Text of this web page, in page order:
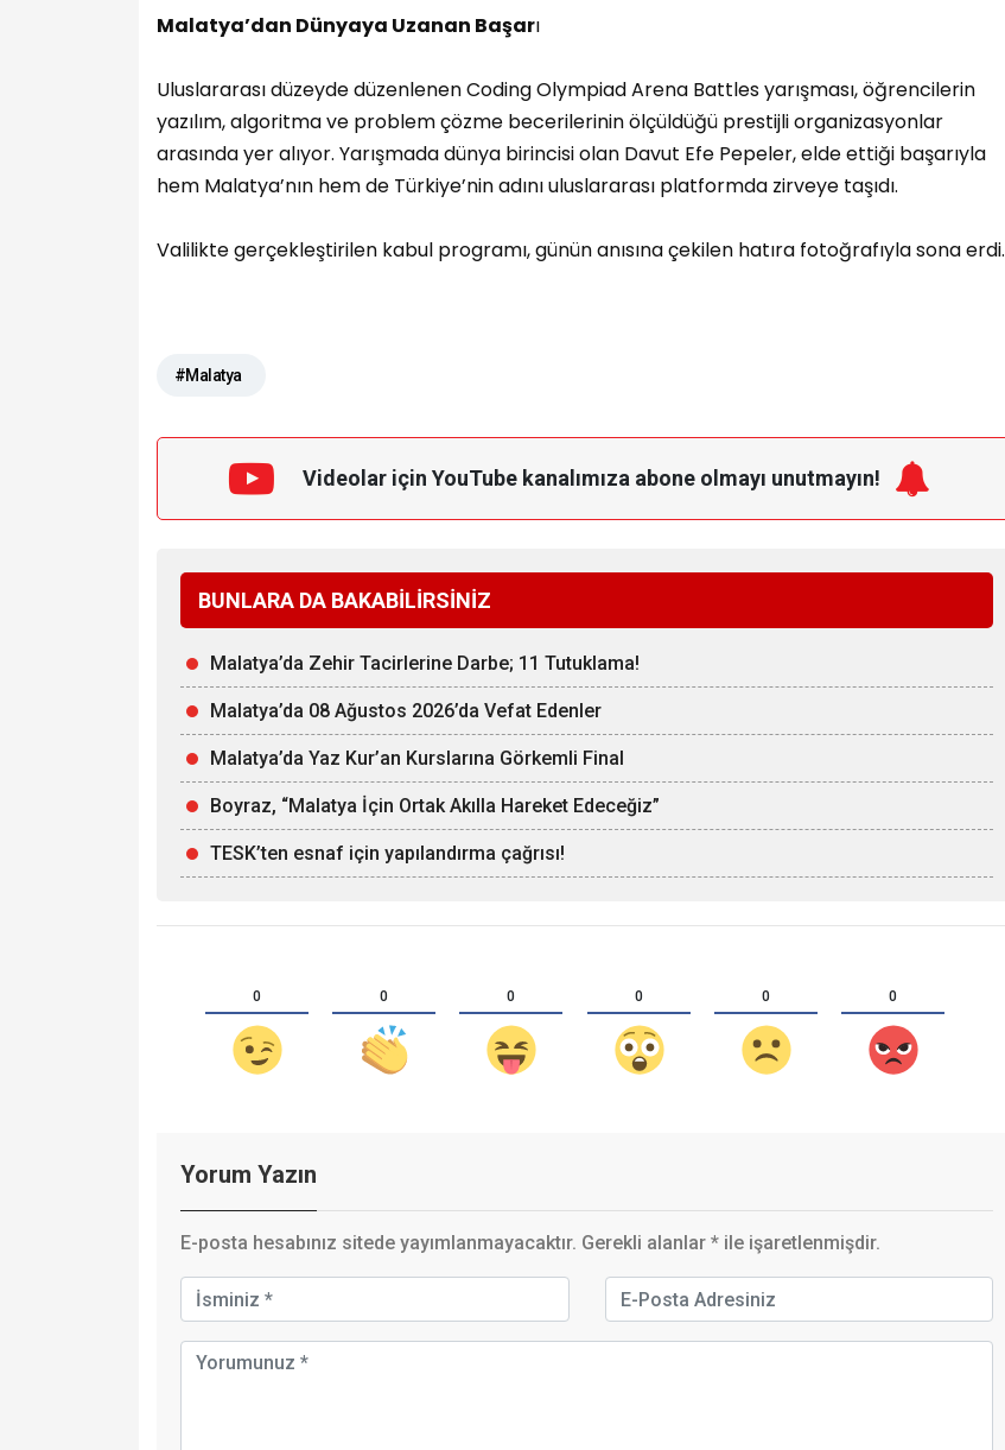
Malatya’dan Dünyaya Uzanan Başarı
Uluslararası düzeyde düzenlenen Coding Olympiad Arena Battles yarışması, öğrencilerin
yazılım, algoritma ve problem çözme becerilerinin ölçüldüğü prestijli organizasyonlar
arasında yer alıyor. Yarışmada dünya birincisi olan Davut Efe Pepeler, elde ettiği başarıyla
hem Malatya’nın hem de Türkiye’nin adını uluslararası platformda zirveye taşıdı.
Valilikte gerçekleştirilen kabul programı, günün anısına çekilen hatıra fotoğrafıyla sona erdi.
#Malatya
Videolar için YouTube kanalımıza abone olmayı unutmayın!
BUNLARA DA BAKABİLİRSİNİZ
Malatya’da Zehir Tacirlerine Darbe; 11 Tutuklama!
Malatya’da 08 Ağustos 2026’da Vefat Edenler
Malatya’da Yaz Kur’an Kurslarına Görkemli Final
Boyraz, “Malatya İçin Ortak Akılla Hareket Edeceğiz”
TESK’ten esnaf için yapılandırma çağrısı!
0 0 0 0 0 0
Yorum Yazın
E-posta hesabınız sitede yayımlanmayacaktır. Gerekli alanlar * ile işaretlenmişdir.